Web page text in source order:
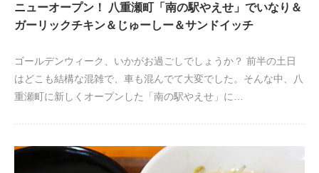
ニューオープン！ 八重瀬町「南の駅やえせ」でいなり＆
ガーリックチキン＆じゅーしー＆サンドイッチ
ゴールデンウィーク、いかがお過ごしでしょうか？ 前半の土日
はどこも結構な混雑で、車も混んでて大変でした。そんな中、八
重瀬町に新しくオープンした「南の駅やえせ」に…